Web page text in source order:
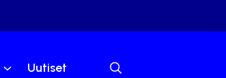
Uutiset